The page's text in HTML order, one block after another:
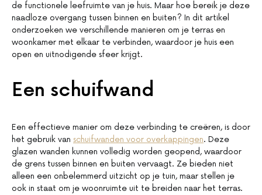
de functionele leefruimte van je huis. Maar hoe bereik je deze
naadloze overgang tussen binnen en buiten? In dit artikel
onderzoeken we verschillende manieren om je terras en
woonkamer met elkaar te verbinden, waardoor je huis een
open en uitnodigende sfeer krijgt.
Een schuifwand
Een effectieve manier om deze verbinding te creëren, is door
het gebruik van schuifwanden voor overkappingen. Deze
glazen wanden kunnen volledig worden geopend, waardoor
de grens tussen binnen en buiten vervaagt. Ze bieden niet
alleen een onbelemmerd uitzicht op je tuin, maar stellen je
ook in staat om je woonruimte uit te breiden naar het terras.